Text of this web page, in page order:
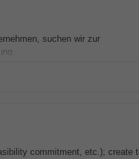
suchen wir zur
commitment, etc.); create